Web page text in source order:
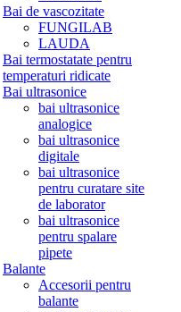
Bai de vascozitate
FUNGILAB
LAUDA
Bai termostatate pentru
temperaturi ridicate
Bai ultrasonice
bai ultrasonice
analogice
bai ultrasonice
digitale
bai ultrasonice
pentru curatare site
de laborator
bai ultrasonice
pentru spalare
pipete
Balante
Accesorii pentru
balante